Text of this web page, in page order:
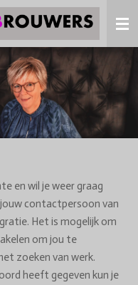
en wil je weer graag
jouw contactpersoon van
Het is mogelijk om
om jou te
zoeken van werk.
heeft gegeven kun je